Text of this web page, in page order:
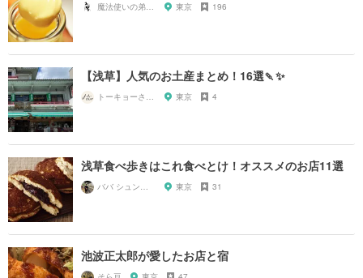
魔法使いの弟子 kiki 東京 196
【浅草】人気のお土産まとめ！16選🍡✨
トーキョーさんぽ 東京 4
浅草食べ歩きはこれ食べとけ！オススメのお店11選
ババ シュンスケ 東京 31
池波正太郎が愛したお店と宿